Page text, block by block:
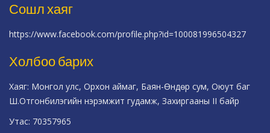
Сошл хаяг
https://www.facebook.com/profile.php?id=100081996504327
Холбоо барих
Хаяг: Монгол улс, Орхон аймаг, Баян-Өндөр сум, Оюут баг
Ш.Отгонбилэгийн нэрэмжит гудамж, Захиргааны II байр
Утас: 70357965